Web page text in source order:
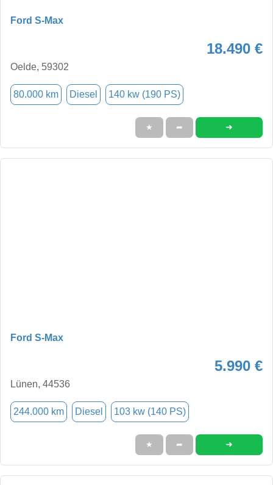
Ford S-Max
18.490 €
Oelde, 59302
80.000 km Diesel 140 kw (190 PS)
★ ➦ ➜
Ford S-Max
5.990 €
Lünen, 44536
244.000 km Diesel 103 kw (140 PS)
★ ➦ ➜